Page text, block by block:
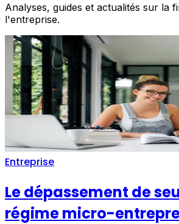
Analyses, guides et actualités sur la
l'entreprise.
Entreprise
Le dépassement de
régime micro-